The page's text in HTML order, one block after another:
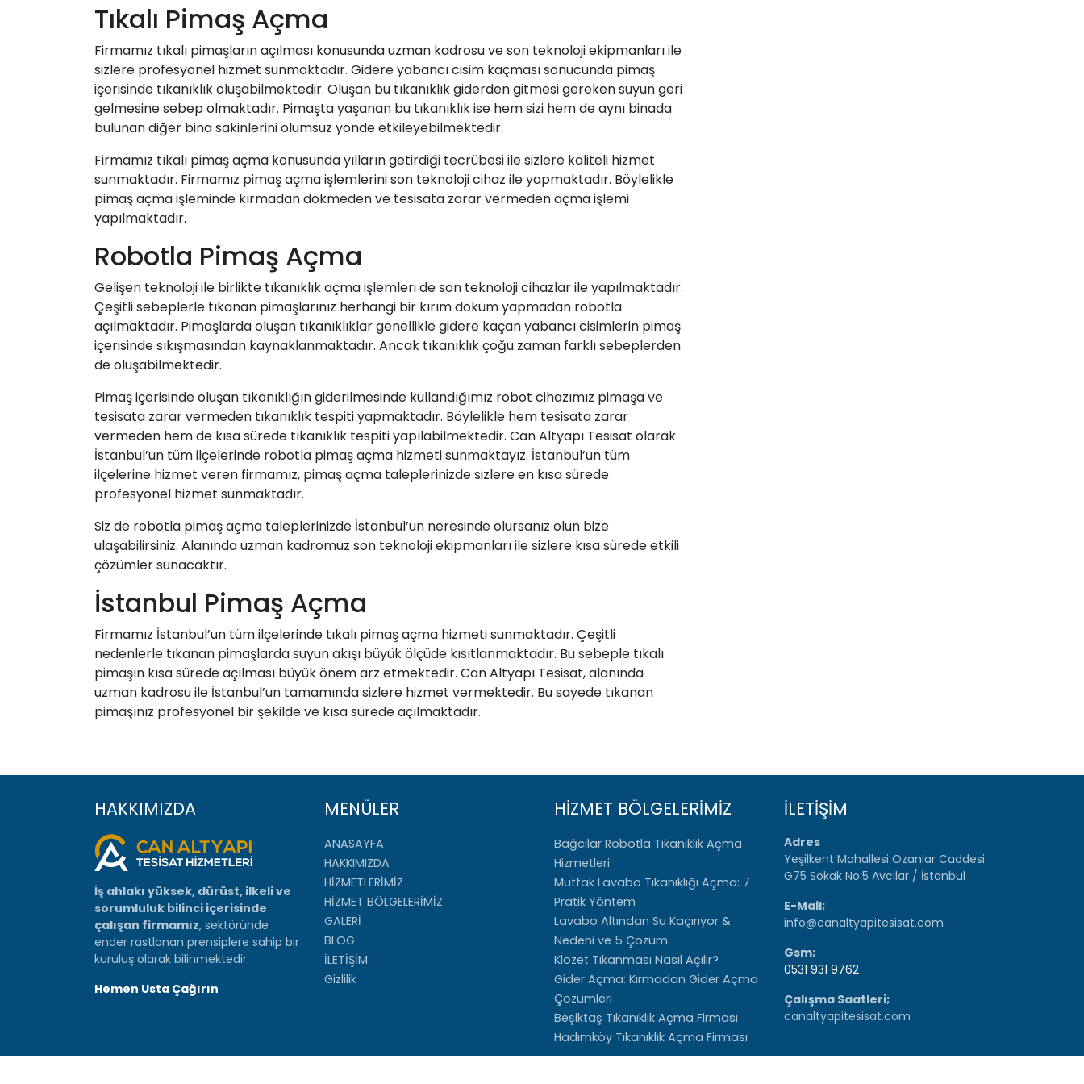
Tıkalı Pimaş Açma
Firmamız tıkalı pimaşların açılması konusunda uzman kadrosu ve son teknoloji ekipmanları ile
sizlere profesyonel hizmet sunmaktadır. Gidere yabancı cisim kaçması sonucunda pimaş
içerisinde tıkanıklık oluşabilmektedir. Oluşan bu tıkanıklık giderden gitmesi gereken suyun geri
gelmesine sebep olmaktadır. Pimaşta yaşanan bu tıkanıklık ise hem sizi hem de aynı binada
bulunan diğer bina sakinlerini olumsuz yönde etkileyebilmektedir.
Firmamız tıkalı pimaş açma konusunda yılların getirdiği tecrübesi ile sizlere kaliteli hizmet
sunmaktadır. Firmamız pimaş açma işlemlerini son teknoloji cihaz ile yapmaktadır. Böylelikle
pimaş açma işleminde kırmadan dökmeden ve tesisata zarar vermeden açma işlemi
yapılmaktadır.
Robotla Pimaş Açma
Gelişen teknoloji ile birlikte tıkanıklık açmaişlemleri de son teknoloji cihazlar ile yapılmaktadır.
Çeşitli sebeplerle tıkanan pimaşlarınız herhangi bir kırım döküm yapmadan robotla
açılmaktadır. Pimaşlarda oluşan tıkanıklıklar genellikle gidere kaçan yabancı cisimlerin pimaş
içerisinde sıkışmasından kaynaklanmaktadır. Ancak tıkanıklık çoğu zaman farklı sebeplerden
de oluşabilmektedir.
Pimaş içerisinde oluşan tıkanıklığın giderilmesinde kullandığımız robot cihazımız pimaşa ve
tesisata zarar vermeden tıkanıklık tespiti yapmaktadır. Böylelikle hem tesisata zarar
vermeden hem de kısa sürede tıkanıklık tespiti yapılabilmektedir. Can Altyapı Tesisat olarak
İstanbul’un tüm ilçelerinde robotla pimaş açma hizmeti sunmaktayız. İstanbul’un tüm
ilçelerine hizmet veren firmamız, pimaş açma taleplerinizde sizlere en kısa sürede
profesyonel hizmet sunmaktadır.
Siz de robotla pimaş açma taleplerinizde İstanbul’un neresinde olursanız olun bize
ulaşabilirsiniz. Alanında uzman kadromuz son teknoloji ekipmanları ile sizlere kısa sürede etkili
çözümler sunacaktır.
İstanbul Pimaş Açma
Firmamız İstanbul’un tüm ilçelerinde tıkalı pimaş açma hizmeti sunmaktadır. Çeşitli
nedenlerle tıkanan pimaşlarda suyun akışı büyük ölçüde kısıtlanmaktadır. Bu sebeple tıkalı
pimaşın kısa sürede açılması büyük önem arz etmektedir. Can Altyapı Tesisat, alanında
uzman kadrosu ile İstanbul’un tamamında sizlere hizmet vermektedir. Bu sayede tıkanan
pimaşınız profesyonel bir şekilde ve kısa sürede açılmaktadır.
HAKKIMIZDA
İş ahlakı yüksek, dürüst, ilkeli ve
sorumluluk bilinci içerisinde
çalışan firmamız, sektöründe
ender rastlanan prensiplere sahip bir
kuruluş olarak bilinmektedir.
Hemen Usta Çağırın
MENÜLER
ANASAYFA
HAKKIMIZDA
HİZMETLERİMİZ
HİZMET BÖLGELERİMİZ
GALERİ
BLOG
İLETİŞİM
Gizlilik
HİZMET BÖLGELERİMİZ
Bağcılar Robotla Tıkanıklık Açma
Hizmetleri
Mutfak Lavabo Tıkanıklığı Açma: 7
Pratik Yöntem
Lavabo Altından Su Kaçırıyor &
Nedeni ve 5 Çözüm
Klozet Tıkanması Nasıl Açılır?
Gider Açma: Kırmadan Gider Açma
Çözümleri
Beşiktaş Tıkanıklık Açma Firması
Hadımköy Tıkanıklık Açma Firması
İLETİŞİM
Adres
Yeşilkent Mahallesi Ozanlar Caddesi
G75 Sokak No:5 Avcılar / İstanbul
E-Mail;
info@canaltyapitesisat.com
Gsm;
0531 931 9762
Çalışma Saatleri;
canaltyapitesisat.com